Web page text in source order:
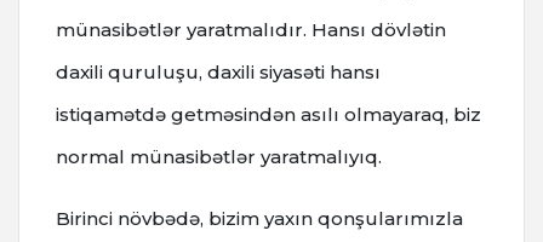
münasibətlər yaratmalıdır. Hansı dövlətin
daxili quruluşu, daxili siyasəti hansı
istiqamətdə getməsindən asılı olmayaraq, biz
normal münasibətlər yaratmalıyıq.
Birinci növbədə, bizim yaxın qonşularımızla